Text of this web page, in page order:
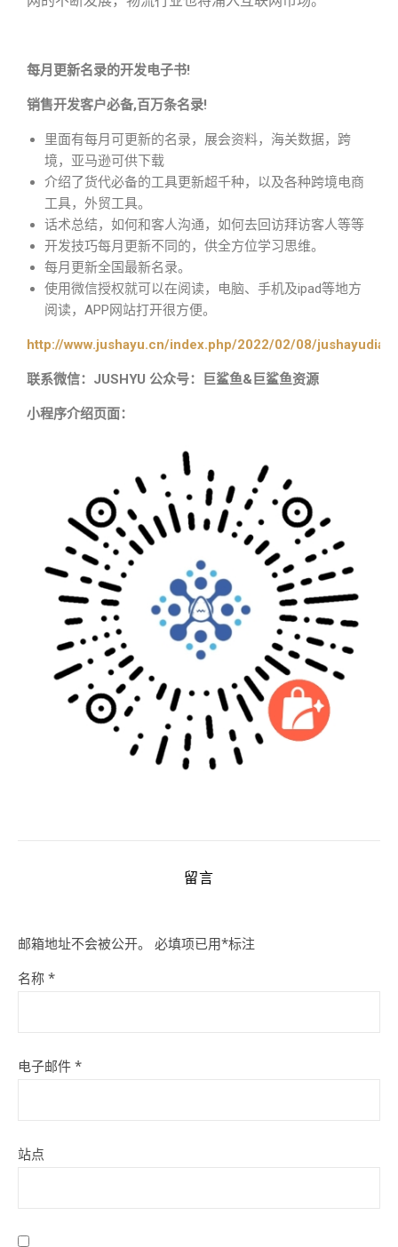
每月更新名录的开发电子书!
销售开发客户必备,百万条名录!
里面有每月可更新的名录，展会资料，海关数据，跨
境，亚马逊可供下载
介绍了货代必备的工具更新超千种，以及各种跨境电商
工具，外贸工具。
话术总结，如何和客人沟通，如何去回访拜访客人等等
开发技巧每月更新不同的，供全方位学习思维。
每月更新全国最新名录。
使用微信授权就可以在阅读，电脑、手机及ipad等地方
阅读，APP网站打开很方便。
http://www.jushayu.cn/index.php/2022/02/08/
联系微信：JUSHYU 公众号：巨鲨鱼&巨鲨鱼资源
小程序介绍页面：
留言
邮箱地址不会被公开。 必填项已用*标注
名称 *
电子邮件 *
站点